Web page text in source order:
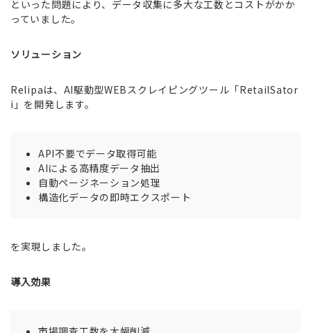
といった問題により、データ収集に多大な工数とコストがかか
っていました。
ソリューション
Relipaは、AI駆動型WEBスクレイピングツール「RetailSator
i」を開発します。
API不要でデータ取得可能
AIによる高精度データ抽出
自動ページネーション処理
構造化データの即時エクスポート
を実現しました。
導入効果